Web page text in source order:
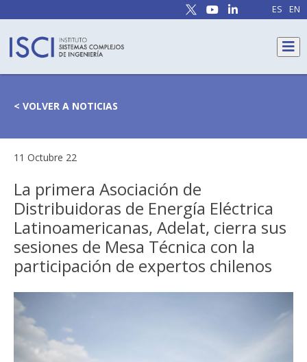
ES EN
< VOLVER A NOTICIAS
11 Octubre 22
La primera Asociación de
Distribuidoras de Energía Eléctrica
Latinoamericanas, Adelat, cierra sus
sesiones de Mesa Técnica con la
participación de expertos chilenos